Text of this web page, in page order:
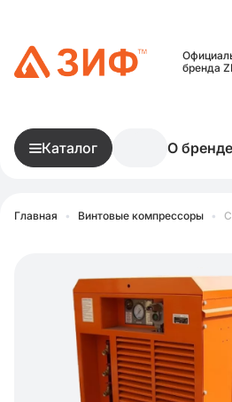
бренда
Каталог О бренде
Главная • Винтовые компрессоры •